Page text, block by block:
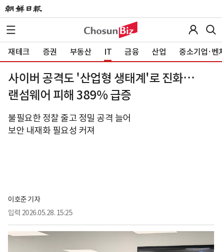
재테크 증권 부동산 IT 금융 산업 중소기업·벤
사이버 공격도 '산업형 생태계'로 진화…
랜섬웨어 피해 389% 급증
불필요한 정찰 줄고 정밀 공격 늘어
보안 내재화 필요성 커져
이호준 기자
입력 2026.05.28. 15:25